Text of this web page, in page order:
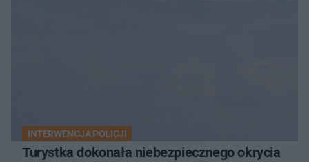
INTERWENCJA POLICJI
Turystka dokonała niebezpiecznego okrycia